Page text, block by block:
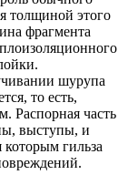
толщиной этого
фрагмента
шурупа
то есть,
Распорная часть
выступы, и
которым гильза